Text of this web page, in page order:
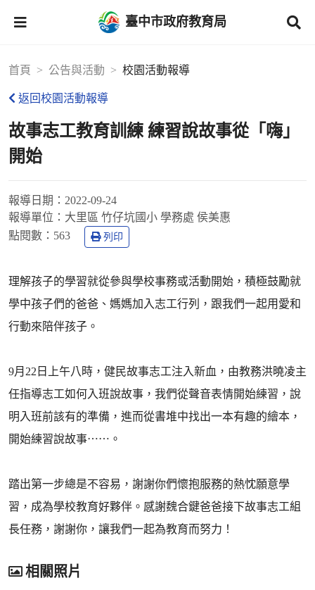
臺中市政府教育局
首頁 公告與活動 校園活動報導
返回校園活動報導
故事志工教育訓練 練習說故事從「嗨」
開始
報導日期： 2022-09-24
報導單位： 大里區 竹仔坑國小 學務處 侯美惠
點閱數： 563 列印
理解孩子的學習就從參與學校事務或活動開始，積極鼓勵就
學中孩子們的爸爸、媽媽加入志工行列，跟我們一起用愛和
行動來陪伴孩子。
9月22日上午八時，健民故事志工注入新血，由教務洪曉凌主
任指導志工如何入班說故事，我們從聲音表情開始練習，說
明入班前該有的準備，進而從書堆中找出一本有趣的繪本，
開始練習說故事⋯⋯。
踏出第一步總是不容易，謝謝你們懷抱服務的熱忱願意學
習，成為學校教育好夥伴。感謝魏合鍵爸爸接下故事志工組
長任務，謝謝你，讓我們一起為教育而努力！
相關照片